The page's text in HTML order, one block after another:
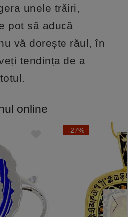
unele trăiri,
pot să aducă
vă dorește răul, în
tendința de a
online
-27%